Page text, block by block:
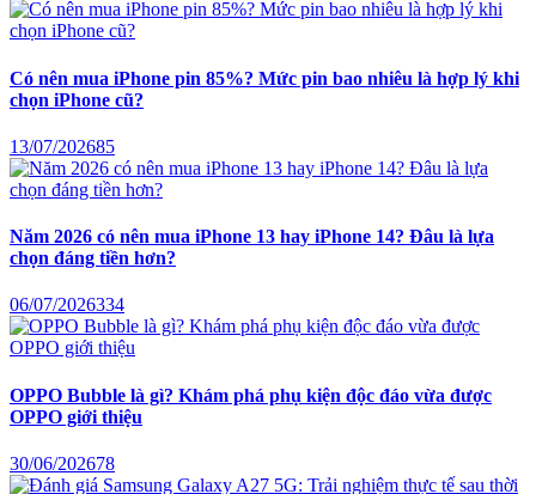
Có nên mua iPhone pin 85%? Mức pin bao nhiêu là hợp lý khi
chọn iPhone cũ?
13/07/202685
Năm 2026 có nên mua iPhone 13 hay iPhone 14? Đâu là lựa
chọn đáng tiền hơn?
06/07/2026334
OPPO Bubble là gì? Khám phá phụ kiện độc đáo vừa được
OPPO giới thiệu
30/06/202678